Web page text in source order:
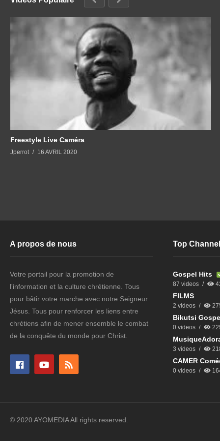
Freestyle Live Caméra
Jperrot 16 AVRIL 2020
A propos de nous
Votre portail pour la promotion de
l'information et la culture chrétienne. Tous
pour bâtir votre marche avec notre Seigneur
Jésus. Tous pour renforcer les liens entre
chrétiens afin de mener ensemble le combat
de la conquête du monde pour Christ.
Top
Gospel Hits
87 videos
FILMS
2 videos
Bikutsi
0 videos
3 videos
CAMER
0 videos
© 2020 AYOMEDIA All rights reserved.